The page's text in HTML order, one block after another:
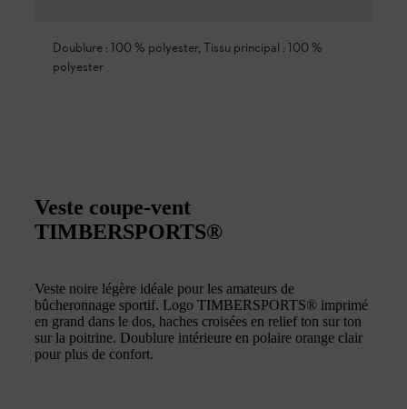
Doublure : 100 % polyester, Tissu principal : 100 %
polyester
Veste coupe-vent
TIMBERSPORTS®
Veste noire légère idéale pour les amateurs de
bûcheronnage sportif. Logo TIMBERSPORTS® imprimé
en grand dans le dos, haches croisées en relief ton sur ton
sur la poitrine. Doublure intérieure en polaire orange clair
pour plus de confort.